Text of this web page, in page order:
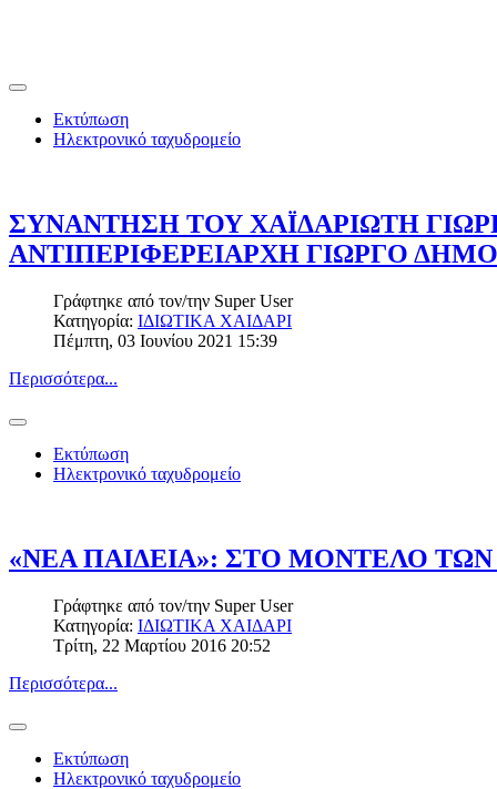
Εκτύπωση
Ηλεκτρονικό ταχυδρομείο
ΣΥΝΑΝΤΗΣΗ ΤΟΥ ΧΑΪΔΑΡΙΩΤΗ
ΑΝΤΙΠΕΡΙΦΕΡΕΙΑΡΧΗ ΓΙΩΡΓΟ
Γράφτηκε από τον/την Super User
Κατηγορία: ΙΔΙΩΤΙΚΑ ΧΑΙΔΑΡΙ
Πέμπτη, 03 Ιουνίου 2021 15:39
Περισσότερα...
Εκτύπωση
Ηλεκτρονικό ταχυδρομείο
«ΝΕΑ ΠΑΙΔΕΙΑ»: ΣΤΟ ΜΟΝΤΕΛΟ
Γράφτηκε από τον/την Super User
Κατηγορία: ΙΔΙΩΤΙΚΑ ΧΑΙΔΑΡΙ
Τρίτη, 22 Μαρτίου 2016 20:52
Περισσότερα...
Εκτύπωση
Ηλεκτρονικό ταχυδρομείο